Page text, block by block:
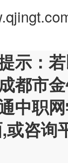
示：
都市
中职
或咨询